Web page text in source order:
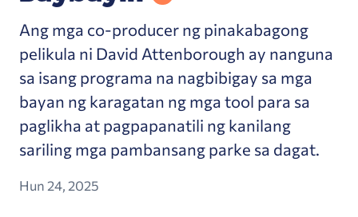
Ang mga co-producer ng pinakabagong
pelikula ni David Attenborough ay nanguna
sa isang programa na nagbibigay sa mga
bayan ng karagatan ng mga tool para sa
paglikha at pagpapanatili ng kanilang
sariling mga pambansang parke sa dagat.
Hun 24, 2025